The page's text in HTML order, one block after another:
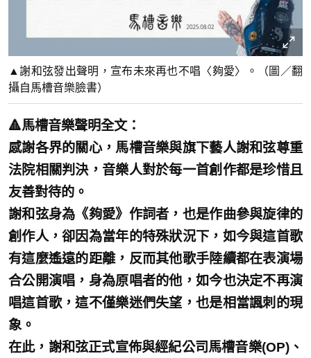
▲謝和弦發出聲明，宣布未來再也不唱〈夠愛〉。（圖／翻
攝自馬槽音樂臉書）
🔺馬槽音樂聲明全文：
感謝各界的關心，馬槽音樂與旗下藝人謝和弦尊重
法院相關判決，音樂人對於每一首創作都是珍惜且
友善對待的。
謝和弦身為《夠愛》作詞者，也是作曲參與旋律的
創作人，卻因為當年的特殊狀況下，如今與這首歌
有這麼遙遠的距離，反而其他歌手陸續都在表演場
合公開演唱，身為原唱者的他，如今也決定不再演
唱這首歌，這不僅樂迷們失望，也是相當諷刺的現
象。
在此，謝和弦正式宣佈與經紀公司馬槽音樂(OP)、